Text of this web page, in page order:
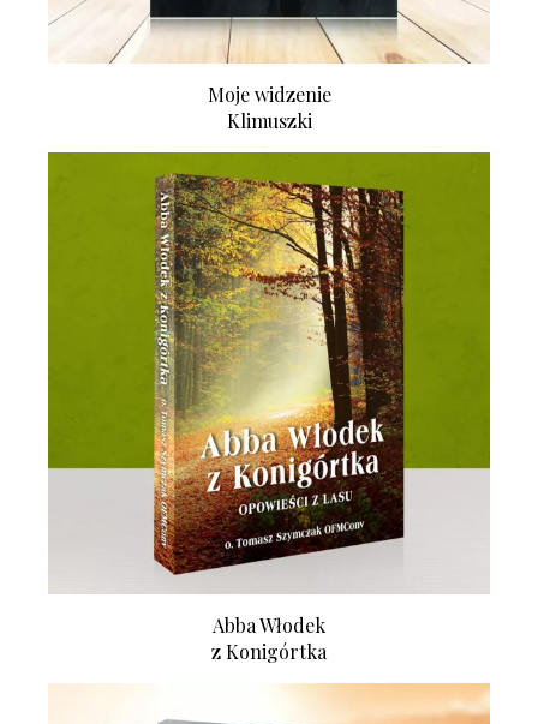
Moje widzenie
Klimuszki
Abba Włodek
z Konigórtka